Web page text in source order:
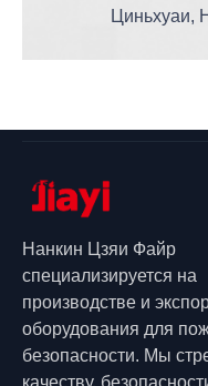
Циньхуаи,
Нанкин Цзяи Файр
специализируется на
производстве и
оборудования для
безопасности. Мы